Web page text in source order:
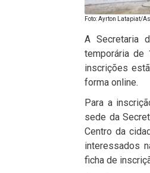
Foto: Ayrton Latapiat/
A Secretaria
temporária de
inscrições
forma online.
Para a
sede da
Centro da
interessados
ficha de